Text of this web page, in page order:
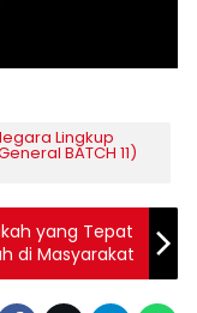
Lingkup
BATCH 11)
yang Tepat
di Masyarakat